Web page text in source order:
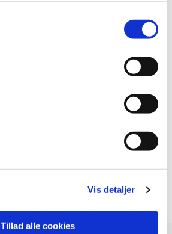
Vis detaljer
Tillad alle cookies